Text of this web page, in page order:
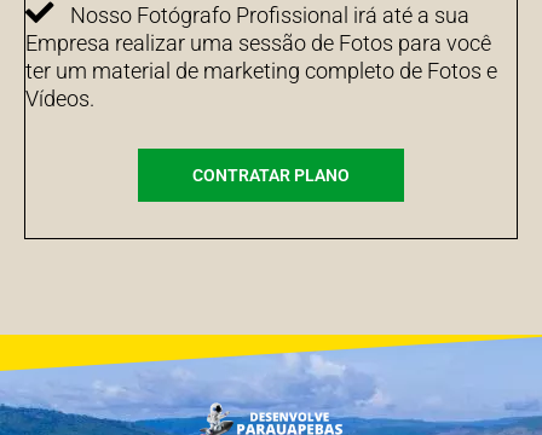
Nosso Fotógrafo Profissional irá até a sua
Empresa realizar uma sessão de Fotos para você
ter um material de marketing completo de Fotos e
Vídeos.
CONTRATAR PLANO